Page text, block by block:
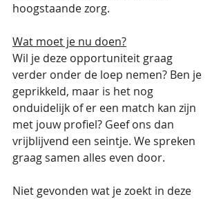
hoogstaande zorg.
Wat moet je nu doen?
Wil je deze opportuniteit graag
verder onder de loep nemen? Ben je
geprikkeld, maar is het nog
onduidelijk of er een match kan zijn
met jouw profiel? Geef ons dan
vrijblijvend een seintje. We spreken
graag samen alles even door.
Niet gevonden wat je zoekt in deze